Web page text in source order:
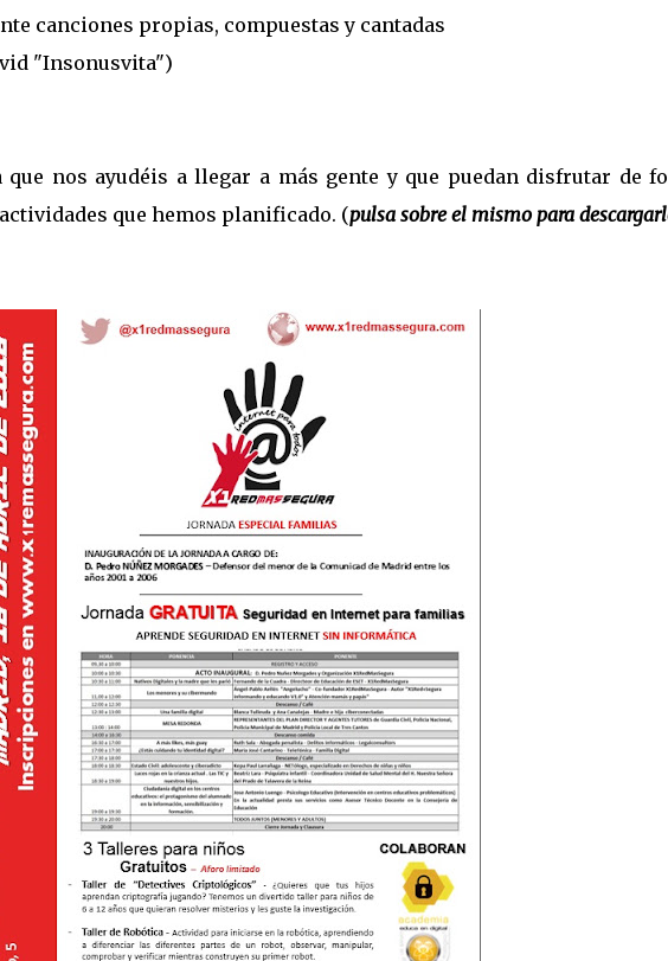
canciones propias, compuestas y cantadas
"Insonusvita")
que nos ayudéis a llegar a más gente y que puedan disfrutar de
que hemos planificado. (pulsa sobre el mismo para